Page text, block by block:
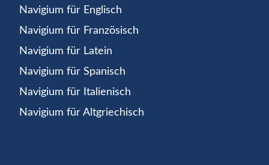
Navigium für Englisch
Navigium für Französisch
Navigium für Latein
Navigium für Spanisch
Navigium für Italienisch
Navigium für Altgriechisch